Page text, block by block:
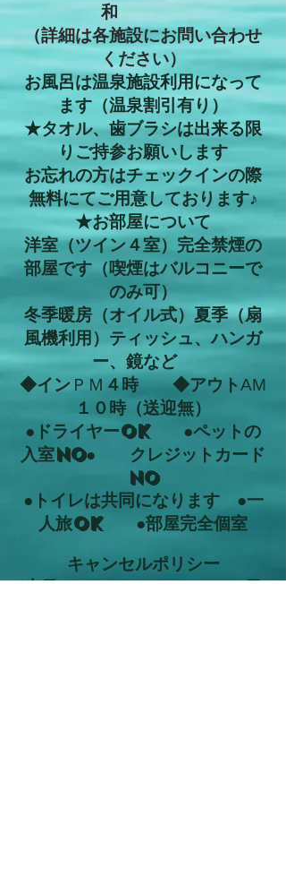
和
（詳細は各施設にお問い合わせ
ください）
お風呂は温泉施設利用になって
ます（温泉割引有り）
★タオル、歯ブラシは出来る限
りご持参お願いします
お忘れの方はチェックインの際
無料にてご用意しております♪
★お部屋について
洋室（ツイン４室）完全禁煙の
部屋です（喫煙はバルコニーで
のみ可）
冬季暖房（オイル式）夏季（扇
風機利用）ティッシュ、ハンガ
ー、鏡など
◆イン ＰＭ ４時 ◆アウトAM
１０時（送迎無）
●ドライヤーOK ●ペットの
入室NO● クレジットカード
NO
●トイレは共同になります ●一
人旅OK ●部屋完全個室
キャンセルポリシー
当日・・１００％ １～３日